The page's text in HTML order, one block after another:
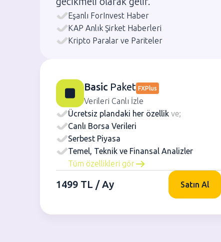
Eşanlı ForInvest Haber
KAP Anlık Şirket Haberleri
Kripto Paralar ve Pariteler
Basic Paket FXPlus
Verileri Canlı İzle
Ücretsiz plandaki her özellik ve;
Canlı Borsa Verileri
Serbest Piyasa
Temel, Teknik ve Finansal Analizler
Tüm özellikleri gör
1499 TL / Ay Satın Al